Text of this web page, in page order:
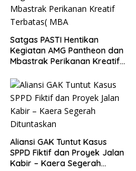
Satgas PASTI Hentikan
Kegiatan AMG Pantheon dan
Mbastrak Perikanan Kreatif
Aliansi GAK Tuntut Kasus
SPPD Fiktif dan Proyek Jalan
Kabir – Kaera Segerah